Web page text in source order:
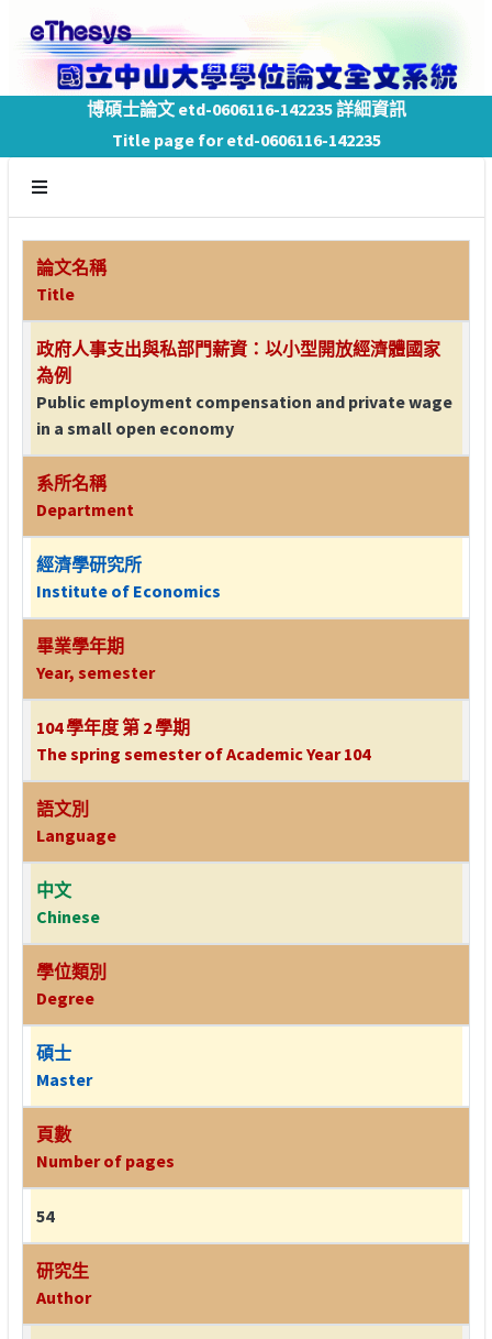
博碩士論文 etd-0606116-142235 詳細資訊
Title page for etd-0606116-142235
論文名稱
Title
政府人事支出與私部門薪資：以小型開放經濟體國家
為例
Public employment compensation and private wage
in a small open economy
系所名稱
Department
經濟學研究所
Institute of Economics
畢業學年期
Year, semester
104 學年度 第 2 學期
The spring semester of Academic Year 104
語文別
Language
中文
Chinese
學位類別
Degree
碩士
Master
頁數
Number of pages
54
研究生
Author